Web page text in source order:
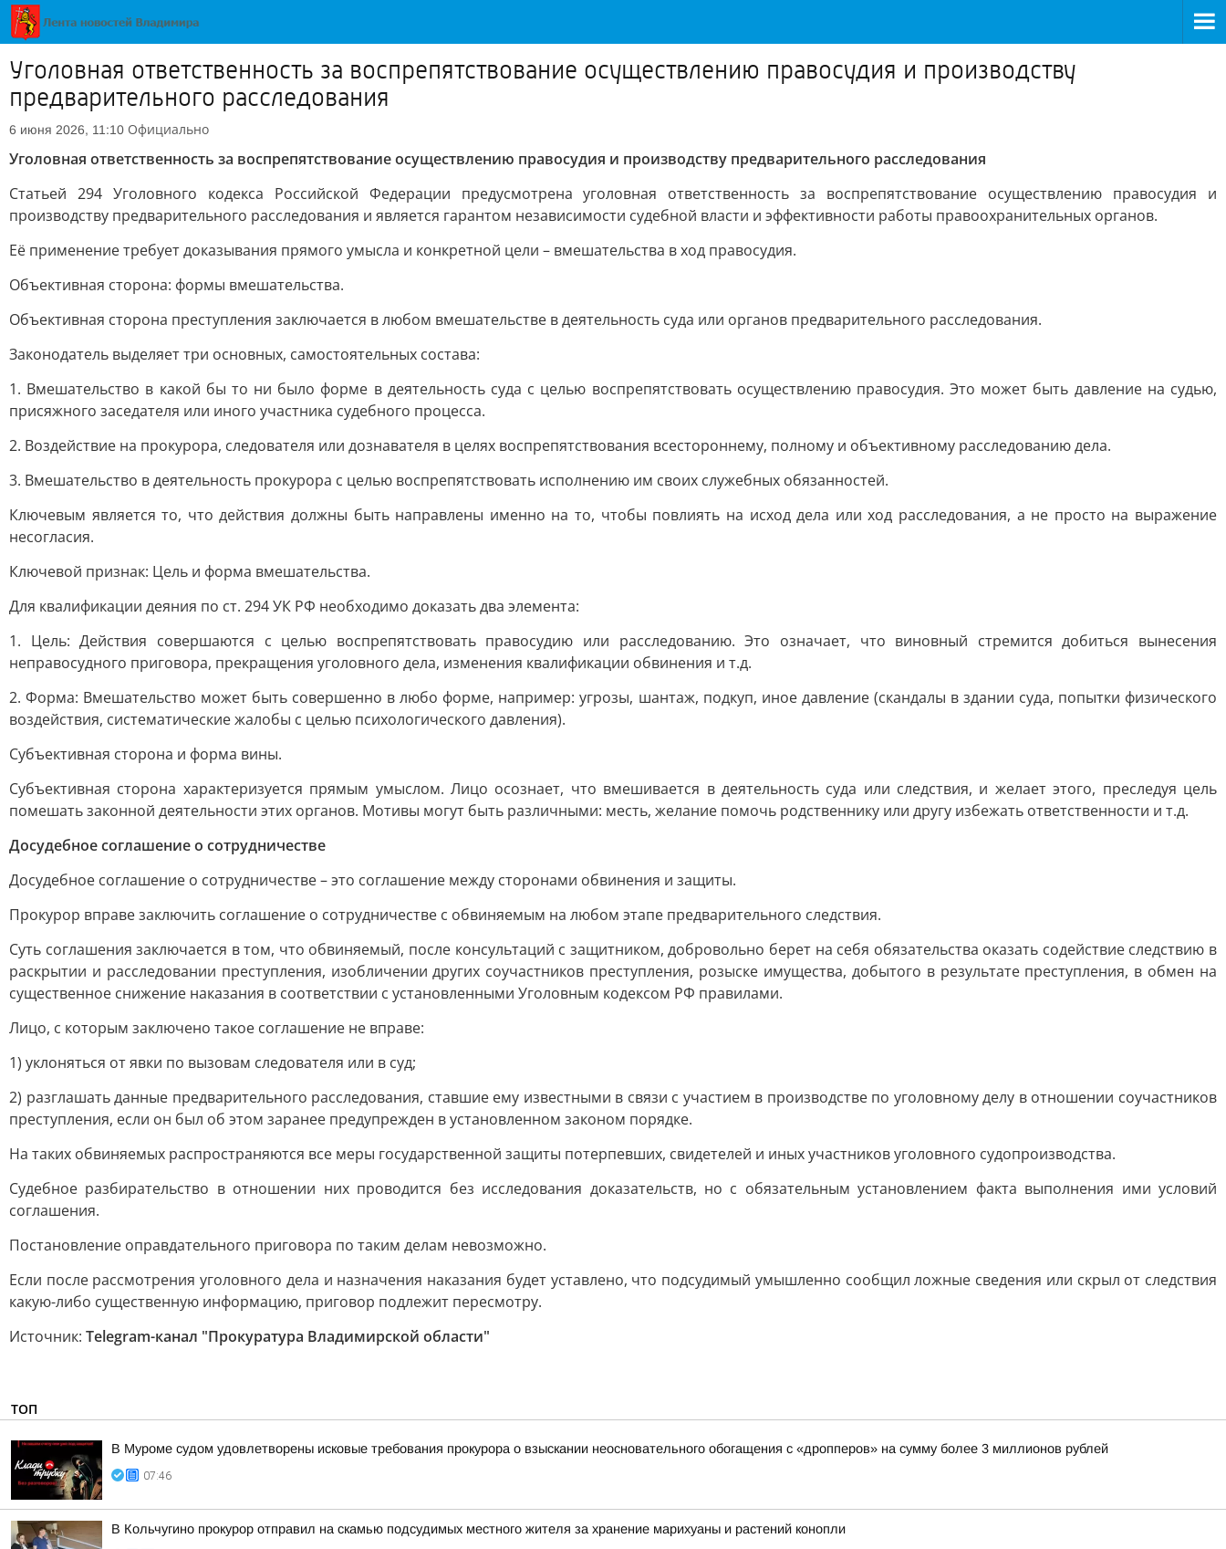
Уголовная ответственность за воспрепятствование осуществлению правосудия и производству
предварительного расследования
6 июня 2026, 11:10 Официально
Уголовная ответственность за воспрепятствование осуществлению правосудия и производству предварительного расследования
Статьей 294 Уголовного кодекса Российской Федерации предусмотрена уголовная ответственность за воспрепятствование осуществлению правосудия и
производству предварительного расследования и является гарантом независимости судебной власти и эффективности работы правоохранительных органов.
Её применение требует доказывания прямого умысла и конкретной цели – вмешательства в ход правосудия.
Объективная сторона: формы вмешательства.
Объективная сторона преступления заключается в любом вмешательстве в деятельность суда или органов предварительного расследования.
Законодатель выделяет три основных, самостоятельных состава:
1. Вмешательство в какой бы то ни было форме в деятельность суда с целью воспрепятствовать осуществлению правосудия. Это может быть давление на судью,
присяжного заседателя или иного участника судебного процесса.
2. Воздействие на прокурора, следователя или дознавателя в целях воспрепятствования всестороннему, полному и объективному расследованию дела.
3. Вмешательство в деятельность прокурора с целью воспрепятствовать исполнению им своих служебных обязанностей.
Ключевым является то, что действия должны быть направлены именно на то, чтобы повлиять на исход дела или ход расследования, а не просто на выражение
несогласия.
Ключевой признак: Цель и форма вмешательства.
Для квалификации деяния по ст. 294 УК РФ необходимо доказать два элемента:
1. Цель: Действия совершаются с целью воспрепятствовать правосудию или расследованию. Это означает, что виновный стремится добиться вынесения
неправосудного приговора, прекращения уголовного дела, изменения квалификации обвинения и т.д.
2. Форма: Вмешательство может быть совершенно в любо форме, например: угрозы, шантаж, подкуп, иное давление (скандалы в здании суда, попытки физического
воздействия, систематические жалобы с целью психологического давления).
Субъективная сторона и форма вины.
Субъективная сторона характеризуется прямым умыслом. Лицо осознает, что вмешивается в деятельность суда или следствия, и желает этого, преследуя цель
помешать законной деятельности этих органов. Мотивы могут быть различными: месть, желание помочь родственнику или другу избежать ответственности и т.д.
Досудебное соглашение о сотрудничестве
Досудебное соглашение о сотрудничестве – это соглашение между сторонами обвинения и защиты.
Прокурор вправе заключить соглашение о сотрудничестве с обвиняемым на любом этапе предварительного следствия.
Суть соглашения заключается в том, что обвиняемый, после консультаций с защитником, добровольно берет на себя обязательства оказать содействие следствию в
раскрытии и расследовании преступления, изобличении других соучастников преступления, розыске имущества, добытого в результате преступления, в обмен на
существенное снижение наказания в соответствии с установленными Уголовным кодексом РФ правилами.
Лицо, с которым заключено такое соглашение не вправе:
1) уклоняться от явки по вызовам следователя или в суд;
2) разглашать данные предварительного расследования, ставшие ему известными в связи с участием в производстве по уголовному делу в отношении соучастников
преступления, если он был об этом заранее предупрежден в установленном законом порядке.
На таких обвиняемых распространяются все меры государственной защиты потерпевших, свидетелей и иных участников уголовного судопроизводства.
Судебное разбирательство в отношении них проводится без исследования доказательств, но с обязательным установлением факта выполнения ими условий
соглашения.
Постановление оправдательного приговора по таким делам невозможно.
Если после рассмотрения уголовного дела и назначения наказания будет уставлено, что подсудимый умышленно сообщил ложные сведения или скрыл от следствия
какую-либо существенную информацию, приговор подлежит пересмотру.
Источник: Telegram-канал "Прокуратура Владимирской области"
ТОП
В Муроме судом удовлетворены исковые требования прокурора о взыскании неосновательного обогащения с «дропперов» на сумму более 3 миллионов рублей
07:46
В Кольчугино прокурор отправил на скамью подсудимых местного жителя за хранение марихуаны и растений конопли